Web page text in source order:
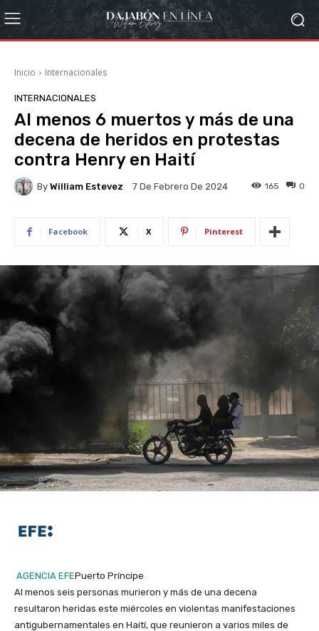
Inicio Internacionales
INTERNACIONALES
Al menos 6 muertos y más de una
decena de heridos en protestas
contra Henry en Haití
By William Estevez 7 De Febrero De 2024 0
165
Facebook X Pinterest
AGENCIA EFEPuerto Príncipe
Al menos seis personas murieron y más de una decena
resultaron heridas este miércoles en violentas manifestaciones
antigubernamentales en Haití, que reunieron a varios miles de